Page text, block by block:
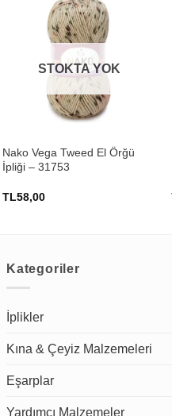
STOKTA YOK
Nako Vega Tweed El Örğü
İpliği – 31753
TL58,00
Kategoriler
İplikler
Kına & Çeyiz Malzemeleri
Eşarplar
Yardımcı Malzemeler